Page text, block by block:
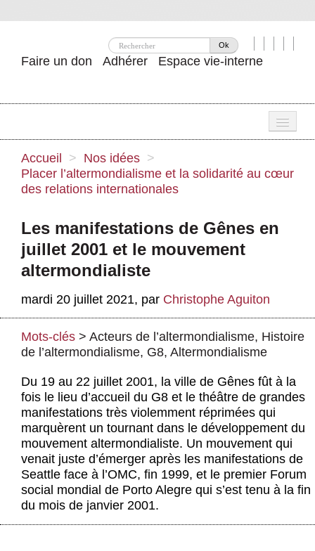
Ok
Faire un don Adhérer Espace vie-interne
Attac ?
Se mobiliser
Publications
Agenda
Actus et médias
Boutique
Accueil > Nos idées >
Placer l’altermondialisme et la solidarité au cœur
des relations internationales
Les manifestations de Gênes en
juillet 2001 et le mouvement
altermondialiste
mardi 20 juillet 2021, par Christophe Aguiton
Mots-clés > Acteurs de l’altermondialisme, Histoire
de l’altermondialisme, G8, Altermondialisme
Du 19 au 22 juillet 2001, la ville de Gênes fût à la
fois le lieu d’accueil du G8 et le théâtre de grandes
manifestations très violemment réprimées qui
marquèrent un tournant dans le développement du
mouvement altermondialiste. Un mouvement qui
venait juste d’émerger après les manifestations de
Seattle face à l’OMC, fin 1999, et le premier Forum
social mondial de Porto Alegre qui s’est tenu à la fin
du mois de janvier 2001.